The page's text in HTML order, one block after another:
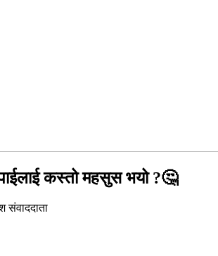
कस्तो महसुस भयो ?🤔